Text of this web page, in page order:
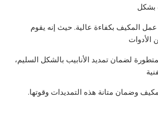
بشكل
المكيف بكفاءة عالية. حيث إنه يقوم
الأدوات
لضمان تمديد الأنابيب بالشكل السليم،
وضمان متانة هذه التمديدات وقوتها.